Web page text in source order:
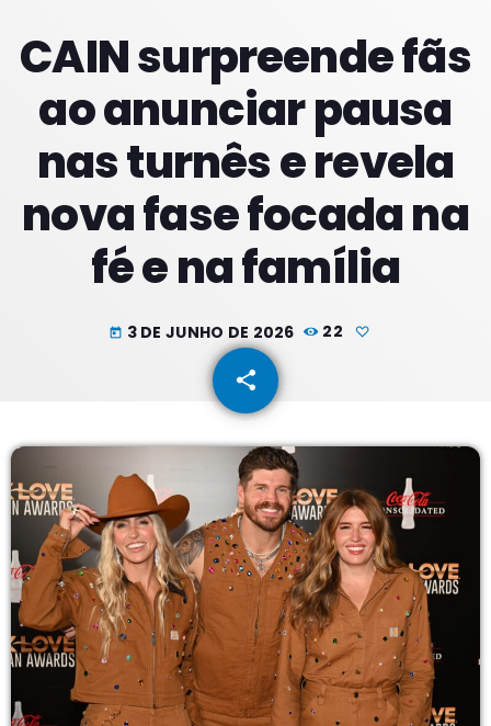
PROXIMOS PROGRAMAS
CAIN surpreende fãs
ao anunciar pausa
nas turnês e revela
nova fase focada na
fé e na família
today 3 DE JUNHO DE 2026 22
share
email